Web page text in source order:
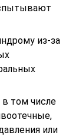
из-за
том числе
или